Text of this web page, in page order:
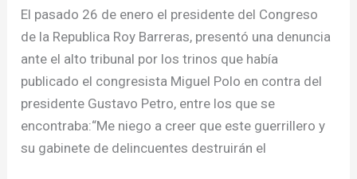
El pasado 26 de enero el presidente del Congreso
de la Republica Roy Barreras, presentó una denuncia
ante el alto tribunal por los trinos que había
publicado el congresista Miguel Polo en contra del
presidente Gustavo Petro, entre los que se
encontraba:“Me niego a creer que este guerrillero y
su gabinete de delincuentes destruirán el
en
su
contra